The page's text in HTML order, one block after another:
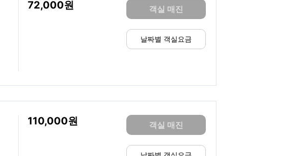
72,000 객실 매진
날짜별 객실요금
110,000 객실 매진